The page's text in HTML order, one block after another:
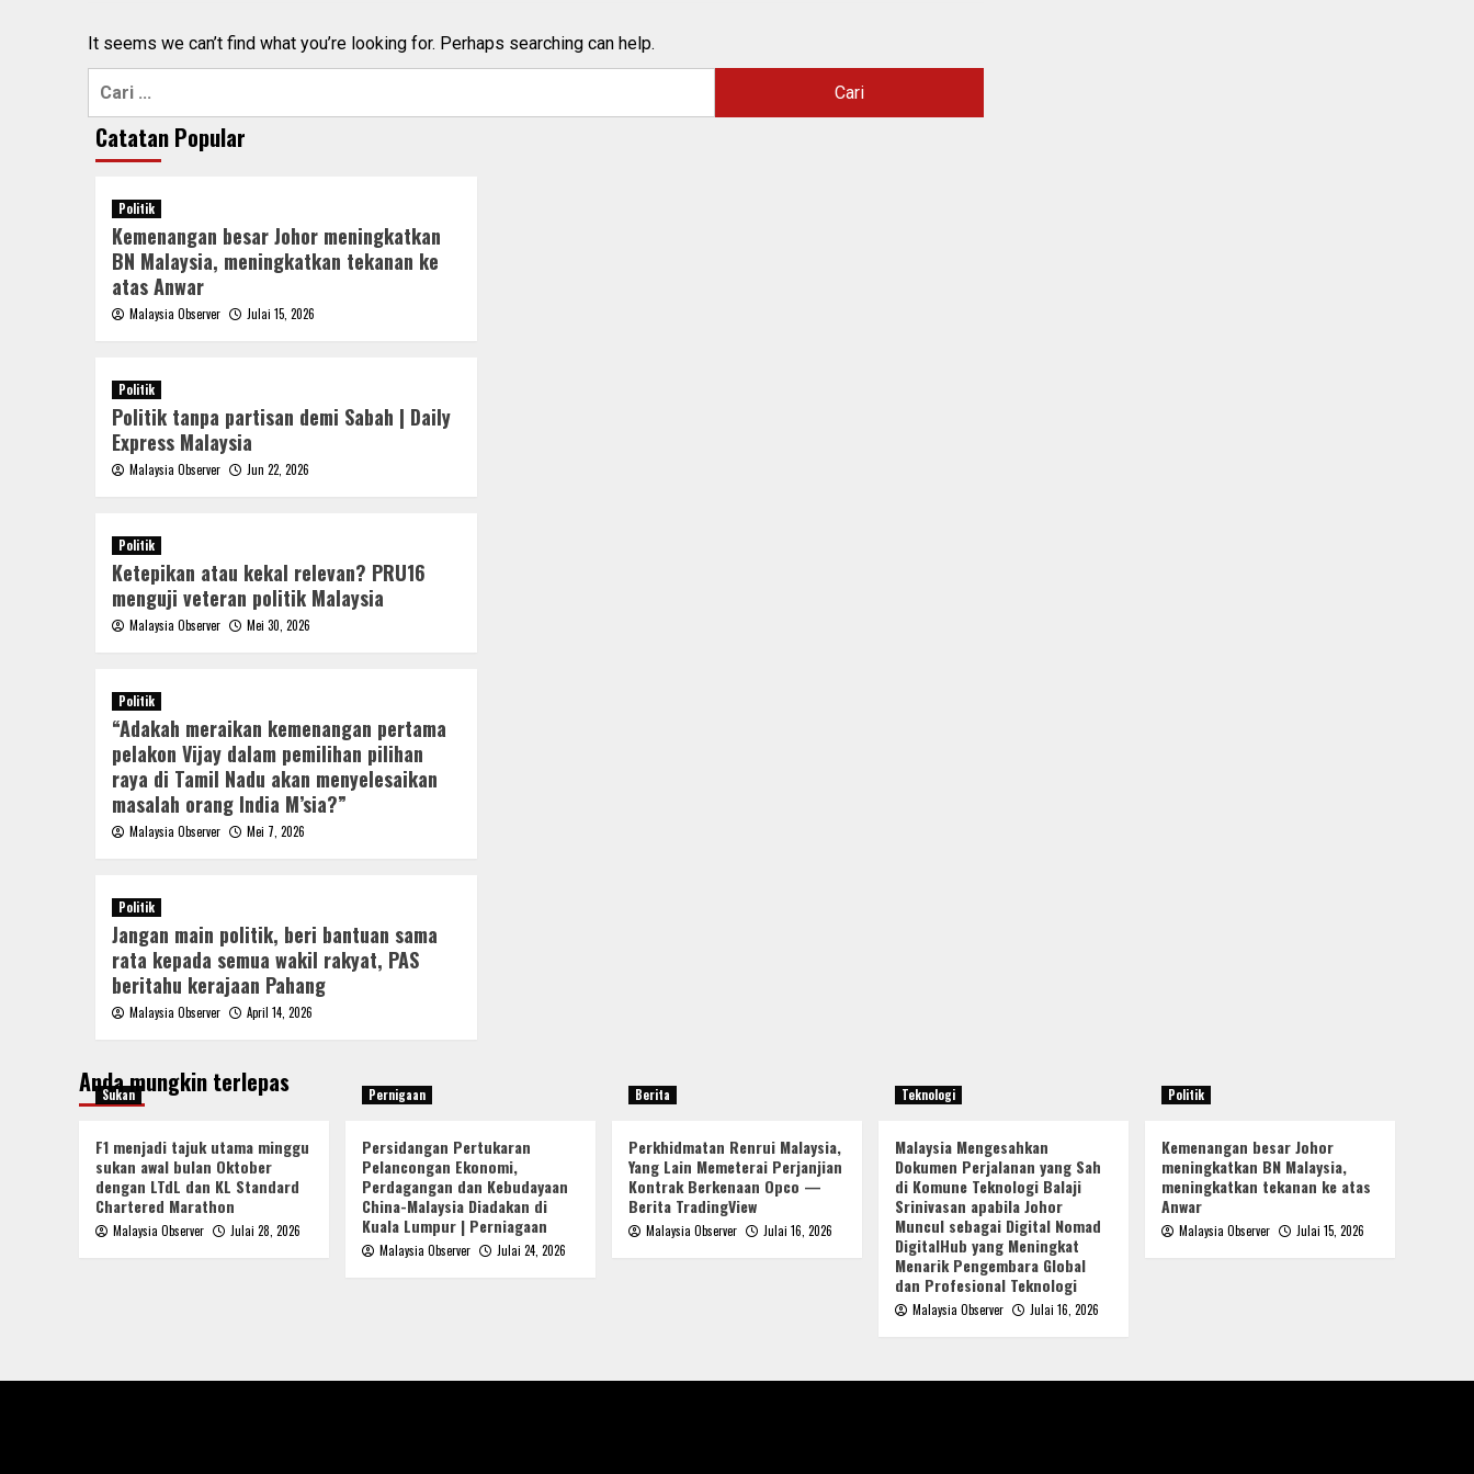
It seems we can’t find what you’re looking for. Perhaps searching can help.
Cari:
Catatan Popular
Politik
Kemenangan besar Johor meningkatkan
BN Malaysia, meningkatkan tekanan ke
atas Anwar
Malaysia Observer Julai 15, 2026
Politik
Politik tanpa partisan demi Sabah | Daily
Express Malaysia
Malaysia Observer Jun 22, 2026
Politik
Ketepikan atau kekal relevan? PRU16
menguji veteran politik Malaysia
Malaysia Observer Mei 30, 2026
Politik
“Adakah meraikan kemenangan pertama
pelakon Vijay dalam pemilihan pilihan
raya di Tamil Nadu akan menyelesaikan
masalah orang India M’sia?”
Malaysia Observer Mei 7, 2026
Politik
Jangan main politik, beri bantuan sama
rata kepada semua wakil rakyat, PAS
beritahu kerajaan Pahang
Malaysia Observer April 14, 2026
Anda mungkin terlepas
Sukan
F1 menjadi tajuk utama minggu
sukan awal bulan Oktober
dengan LTdL dan KL Standard
Chartered Marathon
Malaysia Observer Julai 28, 2026
Pernigaan
Persidangan Pertukaran
Pelancongan Ekonomi,
Perdagangan dan Kebudayaan
China-Malaysia Diadakan di
Kuala Lumpur | Perniagaan
Malaysia Observer Julai 24, 2026
Berita
Perkhidmatan Renrui Malaysia,
Yang Lain Memeterai Perjanjian
Kontrak Berkenaan Opco —
Berita TradingView
Malaysia Observer Julai 16, 2026
Teknologi
Malaysia Mengesahkan
Dokumen Perjalanan yang Sah
di Komune Teknologi Balaji
Srinivasan apabila Johor
Muncul sebagai Digital Nomad
DigitalHub yang Meningkat
Menarik Pengembara Global
dan Profesional Teknologi
Malaysia Observer Julai 16, 2026
Politik
Kemenangan besar Johor
meningkatkan BN Malaysia,
meningkatkan tekanan ke atas
Anwar
Malaysia Observer Julai 15, 2026